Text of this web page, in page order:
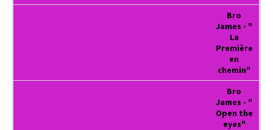
Bro
James - "
La
Première
en
chemin"
Bro
James - "
Open the
eyes"